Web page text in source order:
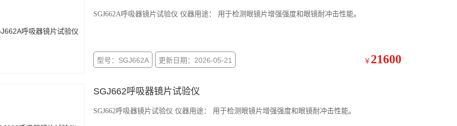
SGJ662A呼吸器镜片试验仪 仪器用途： 用于检测眼镜片增强强度和眼镜耐冲击性能。
型号：SGJ662A 更新日期：2026-05-21 ￥ 21600
SGJ662呼吸器镜片试验仪
SGJ662呼吸器镜片试验仪 仪器用途： 用于检测眼镜片增强强度和眼镜耐冲击性能。